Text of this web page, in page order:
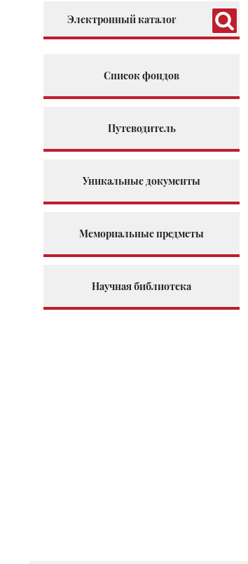
Электронный каталог
Список фондов
Путеводитель
Уникальные документы
Мемориальные предметы
Научная библиотека